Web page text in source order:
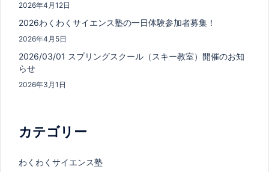
2026年4月12日
2026わくわくサイエンス塾の一日体験参加者募集！
2026年4月5日
2026/03/01 スプリングスクール（スキー教室）開催のお知
らせ
2026年3月1日
カテゴリー
わくわくサイエンス塾